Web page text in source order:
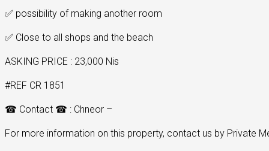
✅ possibility of making another room
✅ Close to all shops and the beach
ASKING PRICE : 23,000 Nis
#REF CR 1851
☎ Contact ☎ : Chneor –
For more information on this property, contact us by Private